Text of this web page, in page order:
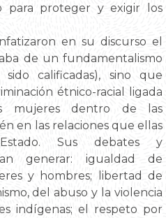
para proteger y exigir los
en su discurso el
de un fundamentalismo
calificadas), sino que
étnico-racial ligada
mujeres dentro de las
en las relaciones que ellas
Sus debates y
generar: igualdad de
y hombres; libertad de
del abuso y la violencia
indígenas; el respeto por